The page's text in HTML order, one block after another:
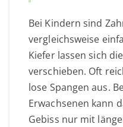
Bei Kindern sind
vergleichsweise
Kiefer lassen sich
verschieben. Oft
lose Spangen aus.
Erwachsenen kann
Gebiss nur mit